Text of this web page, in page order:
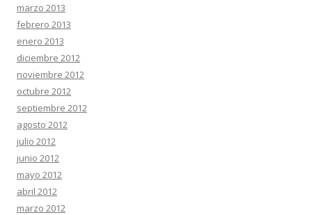
marzo 2013
febrero 2013
enero 2013
diciembre 2012
noviembre 2012
octubre 2012
septiembre 2012
agosto 2012
julio 2012
junio 2012
mayo 2012
abril 2012
marzo 2012